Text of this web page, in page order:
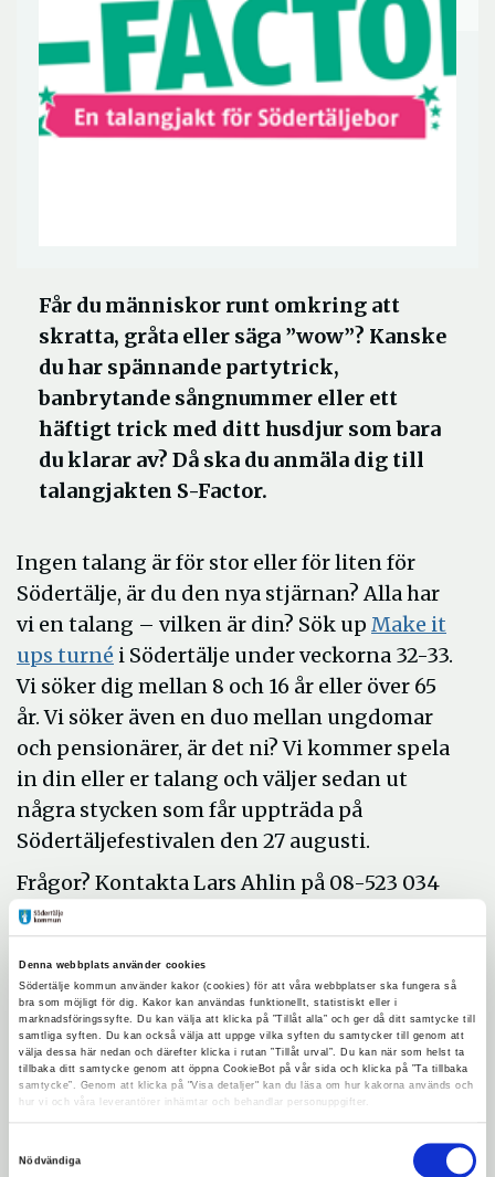
Denna webbplats använder cookies
Södertälje kommun använder kakor (cookies) för att våra webbplatser ska fungera så
bra som möjligt för dig. Kakor kan användas funktionellt, statistiskt eller i
marknadsföringssyfte. Du kan välja att klicka på ”Tillåt alla” och ger då ditt samtycke till
samtliga syften. Du kan också välja att uppge vilka syften du samtycker till genom att
välja dessa här nedan och därefter klicka i rutan ”Tillåt urval”. Du kan när som helst ta
tillbaka ditt samtycke genom att öppna CookieBot på vår sida och klicka på ”Ta tillbaka
samtycke”. Genom att klicka på "Visa detaljer" kan du läsa om hur kakorna används och
hur vi och våra leverantörer inhämtar och behandlar personuppgifter.
Nödvändiga
Får du människor runt omkring att
skratta, gråta eller säga ”wow”? Kanske
du har spännande partytrick,
banbrytande sångnummer eller ett
häftigt trick med ditt husdjur som bara
du klarar av? Då ska du anmäla dig till
talangjakten S-Factor.
Ingen talang är för stor eller för liten för
Södertälje, är du den nya stjärnan? Alla har
vi en talang – vilken är din? Sök up Make it
ups turné i Södertälje under veckorna 32-33.
Vi söker dig mellan 8 och 16 år eller över 65
år. Vi söker även en duo mellan ungdomar
och pensionärer, är det ni? Vi kommer spela
in din eller er talang och väljer sedan ut
några stycken som får uppträda på
Södertäljefestivalen den 27 augusti.
Frågor? Kontakta Lars Ahlin på 08-523 034
49
Turnéplan
• Hovsjö Hub Mån 7/8 kl. 13.30-15:30
• Geneta Centrum Tis 8/8 kl. 10.00-12:00
• Blombacka,vid Gulf bensinmack Tis 8/8 kl.
• Vallaskolan i Enhörna Ons 9/8 kl. 10.00-